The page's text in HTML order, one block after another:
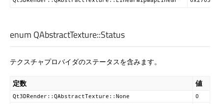
enum QAbstractTexture::Status
テクスチャプロバイダのステータスを含みます。
定数 値
Qt3DRender::QAbstractTexture::None
0